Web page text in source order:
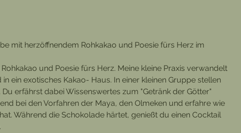
mit herzöffnendem Rohkakao und Poesie fürs Herz im
und Poesie fürs Herz. Meine kleine Praxis verwandelt
ein exotisches Kakao- Haus. In einer kleinen Gruppe stellen
erfährst dabei Wissenswertes zum "Getränk der Götter"
bei den Vorfahren der Maya, den Olmeken und erfahre wie
Während die Schokolade härtet, genießt du einen Cocktail